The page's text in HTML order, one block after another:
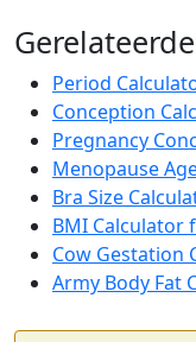
Period
Conception
Pregnancy
Menopause
Bra Size
BMI Calculator
Cow Gestation
Army Body Fat